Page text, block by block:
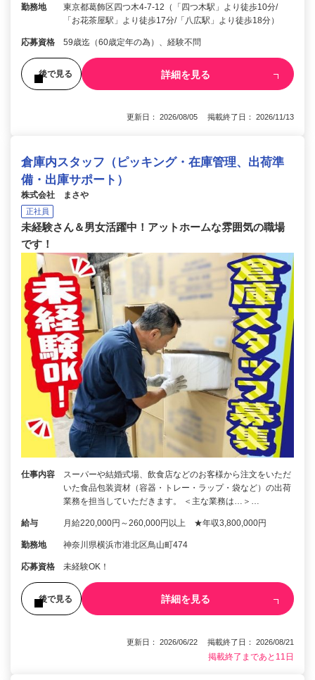
勤務地
東京都葛飾区四つ木4-7-12（「四つ木駅」より徒歩10分/
「お花茶屋駅」より徒歩17分/「八広駅」より徒歩18分）
応募資格 59歳迄（60歳定年の為）、経験不問
後で見る 詳細を見る
更新日： 2026/08/05 掲載終了日： 2026/11/13
倉庫内スタッフ（ピッキング・在庫管理、出荷準
備・出庫サポート）
株式会社 まさや
正社員
未経験さん＆男女活躍中！アットホームな雰囲気の職場
です！
仕事内容
スーパーや結婚式場、飲食店などのお客様から注文をいただ
いた食品包装資材（容器・トレー・ラップ・袋など）の出荷
業務を担当していただきます。 ＜主な業務は…＞…
給与 月給220,000円～260,000円以上 ★年収3,800,000円
勤務地 神奈川県横浜市港北区鳥山町474
応募資格 未経験OK！
後で見る 詳細を見る
更新日： 2026/06/22 掲載終了日： 2026/08/21
掲載終了まであと11日